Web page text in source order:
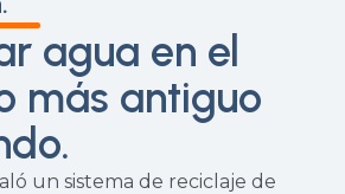
agua en el
más antiguo
un sistema de reciclaje de